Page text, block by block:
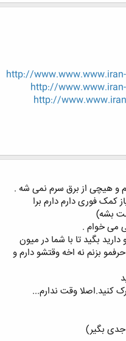
http://
http://
http://
و هیچی از برق سرم نمی شه .
کمک فوری دارم دارم برا
بشه)
می خوام .
بگید تا با شما در میون
بزنم نه اخه وقتشو دارم و
وقت ندارم...
بگیر)